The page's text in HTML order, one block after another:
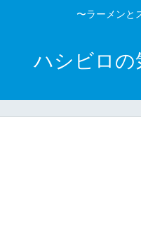
〜ラーメンと
ハシビロの